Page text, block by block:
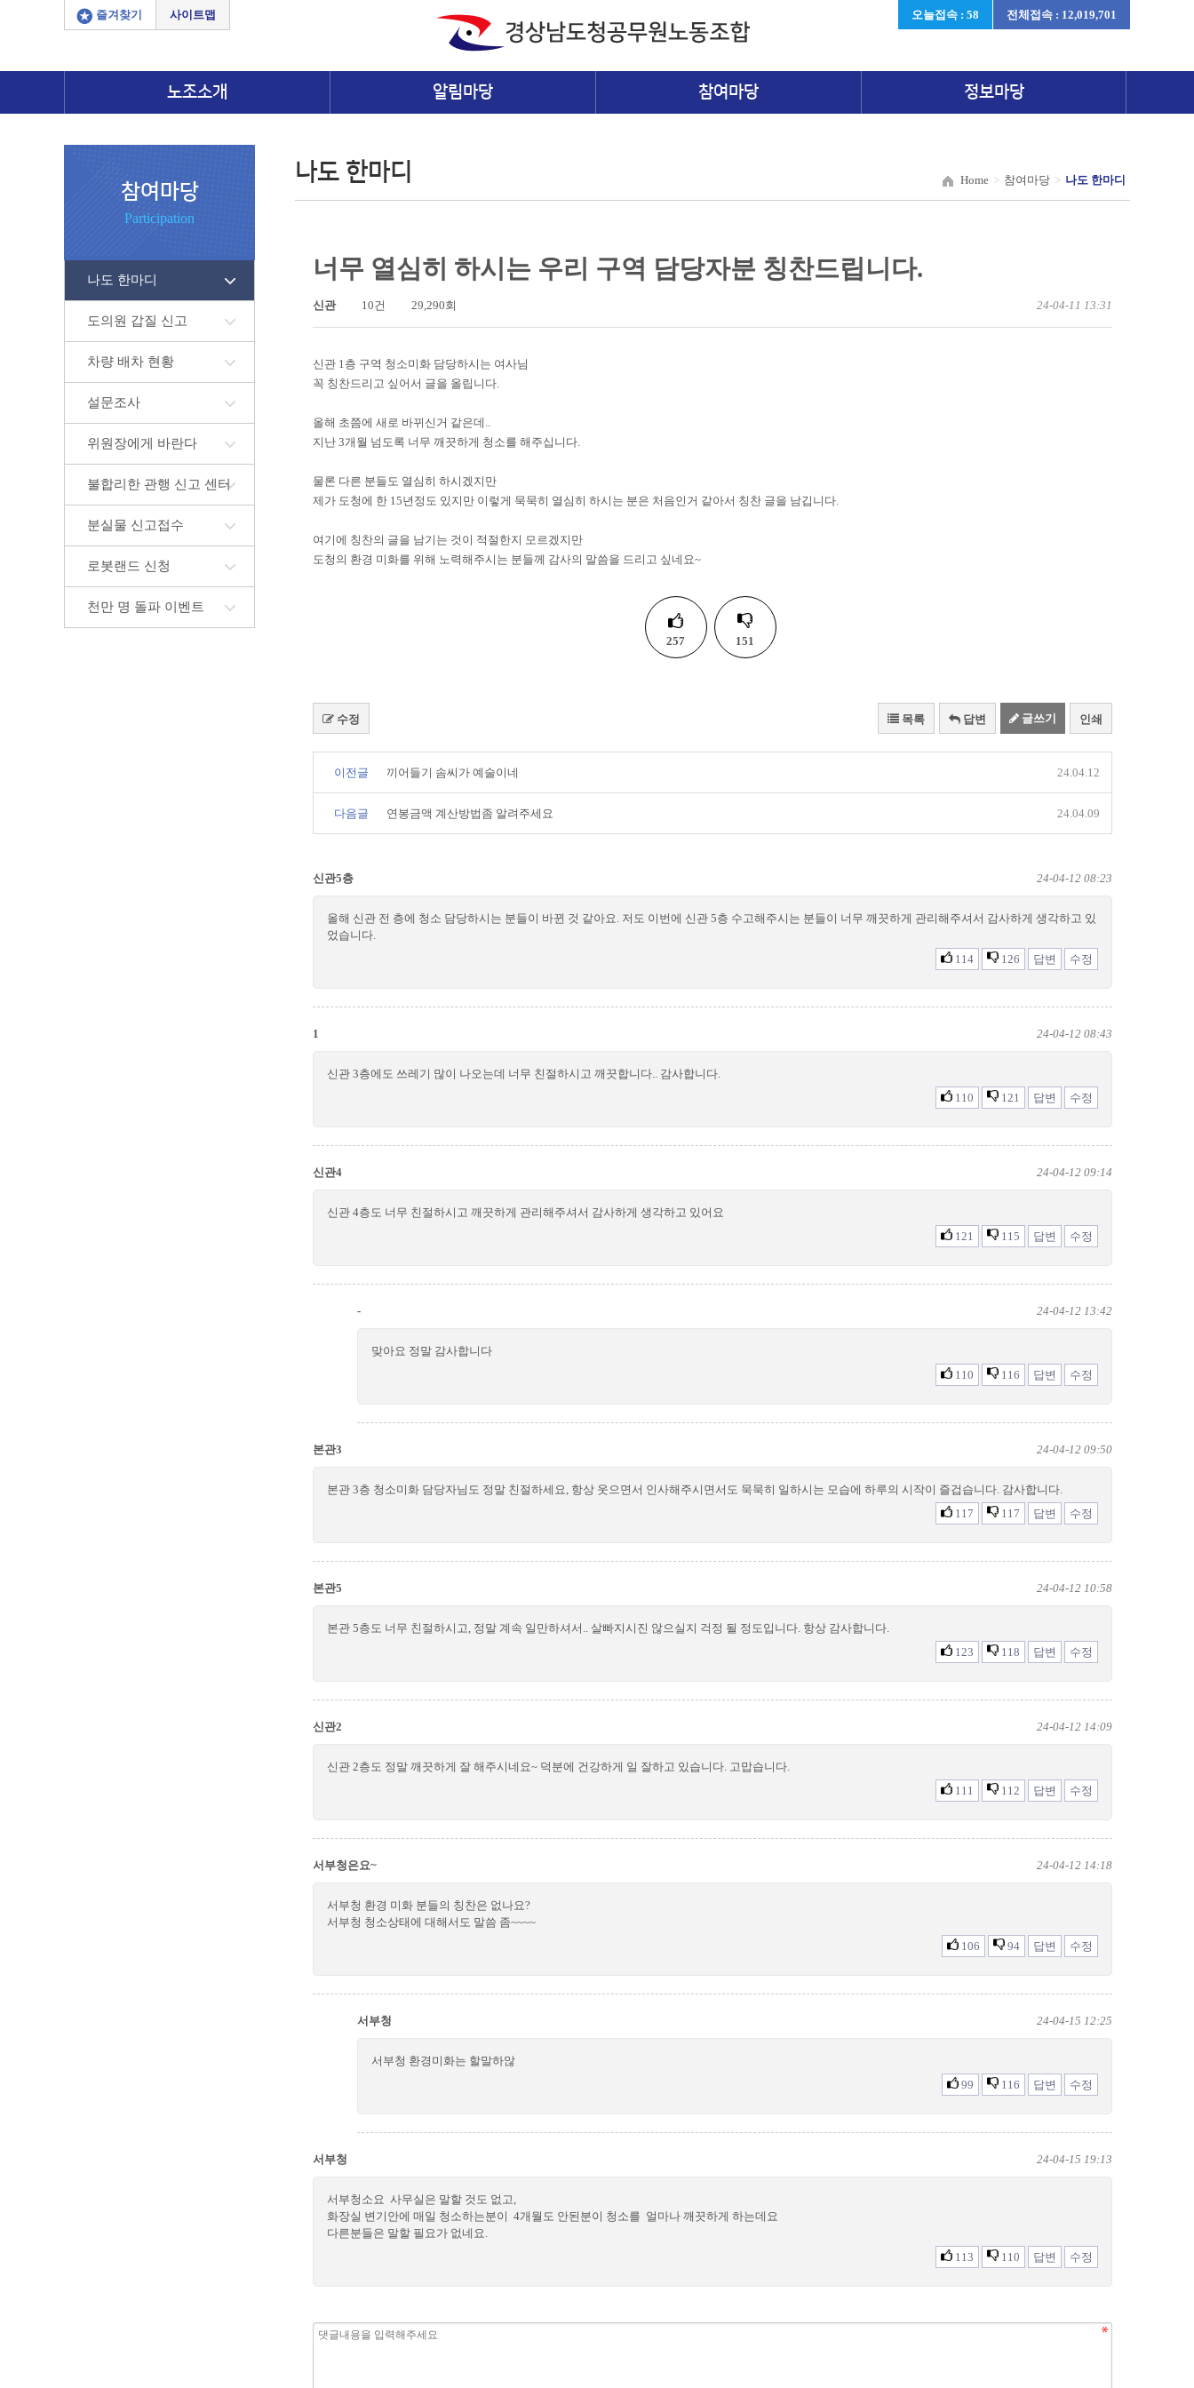
즐겨찾기 사이트맵 오늘접속 : 58 전체접속 : 12,019,701
노조소개 알림마당 참여마당 정보마당
참여마당
Participation
나도 한마디
도의원 갑질 신고
차량 배차 현황
설문조사
위원장에게 바란다
불합리한 관행 신고 센터
분실물 신고접수
로봇랜드 신청
천만 명 돌파 이벤트
나도 한마디 Home > 참여마당 > 나도 한마디
너무 열심히 하시는 우리 구역 담당자분 칭찬드립니다.
신관 10건 29,290회 24-04-11 13:31
신관 1층 구역 청소미화 담당하시는 여사님
꼭 칭찬드리고 싶어서 글을 올립니다.
올해 초쯤에 새로 바뀌신거 같은데..
지난 3개월 넘도록 너무 깨끗하게 청소를 해주십니다.
물론 다른 분들도 열심히 하시겠지만
제가 도청에 한 15년정도 있지만 이렇게 묵묵히 열심히 하시는 분은 처음인거 같아서 칭찬 글을 남깁니다.
여기에 칭찬의 글을 남기는 것이 적절한지 모르겠지만
도청의 환경 미화를 위해 노력해주시는 분들께 감사의 말씀을 드리고 싶네요~
257 151
수정 목록 답변 글쓰기 인쇄
이전글 끼어들기 솜씨가 예술이네 24.04.12
다음글 연봉금액 계산방법좀 알려주세요 24.04.09
신관5층 24-04-12 08:23
올해 신관 전 층에 청소 담당하시는 분들이 바뀐 것 같아요. 저도 이번에 신관 5층 수고해주시는 분들이 너무 깨끗하게 관리해주셔서 감사하게 생각하고 있
었습니다.
114
126 답변 수정
1 24-04-12 08:43
신관 3층에도 쓰레기 많이 나오는데 너무 친절하시고 깨끗합니다.. 감사합니다.
110
121 답변 수정
신관4 24-04-12 09:14
신관 4층도 너무 친절하시고 깨끗하게 관리해주셔서 감사하게 생각하고 있어요
121
115 답변 수정
- 24-04-12 13:42
맞아요 정말 감사합니다
110
116 답변 수정
본관3 24-04-12 09:50
본관 3층 청소미화 담당자님도 정말 친절하세요, 항상 웃으면서 인사해주시면서도 묵묵히 일하시는 모습에 하루의 시작이 즐겁습니다. 감사합니다.
117
117 답변 수정
본관5 24-04-12 10:58
본관 5층도 너무 친절하시고, 정말 계속 일만하셔서.. 살빠지시진 않으실지 걱정 될 정도입니다. 항상 감사합니다.
123
118 답변 수정
신관2 24-04-12 14:09
신관 2층도 정말 깨끗하게 잘 해주시네요~ 덕분에 건강하게 일 잘하고 있습니다. 고맙습니다.
111
112 답변 수정
서부청은요~ 24-04-12 14:18
서부청 환경 미화 분들의 칭찬은 없나요?
서부청 청소상태에 대해서도 말씀 좀~~~~
106
94 답변 수정
서부청 24-04-15 12:25
서부청 환경미화는 할말하않
99
116 답변 수정
서부청 24-04-15 19:13
서부청소요 사무실은 말할 것도 없고,
화장실 변기안에 매일 청소하는분이 4개월도 안된분이 청소를 얼마나 깨끗하게 하는데요
다른분들은 말할 필요가 없네요.
113
110 답변 수정